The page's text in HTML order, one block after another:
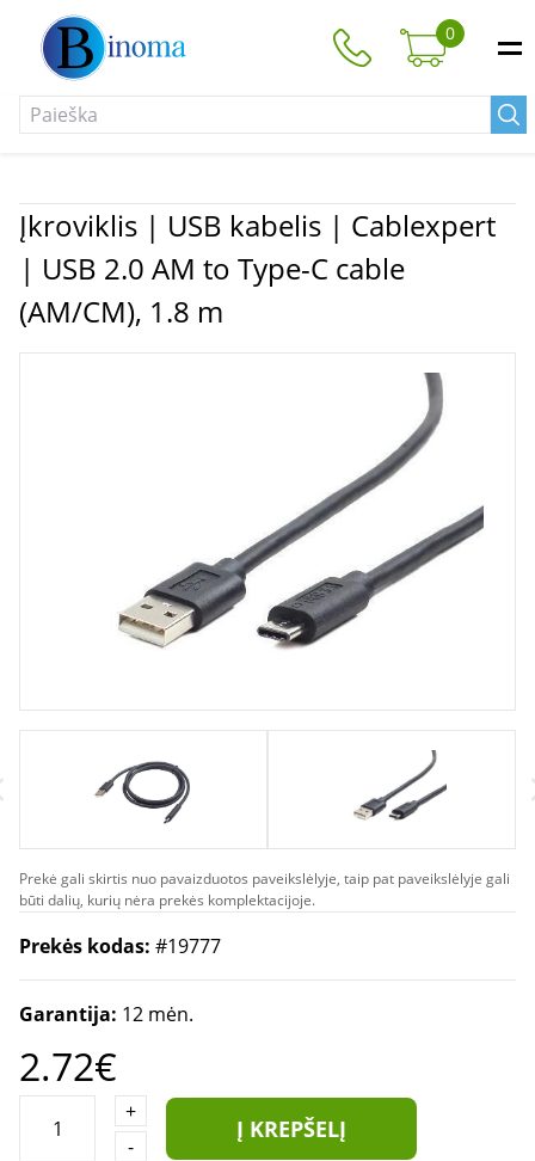
0
Įkroviklis | USB kabelis | Cablexpert
| USB 2.0 AM to Type-C cable
(AM/CM), 1.8 m
Prekė gali skirtis nuo pavaizduotos paveikslėlyje, taip pat paveikslėlyje gali
būti dalių, kurių nėra prekės komplektacijoje.
Prekės kodas: #19777
Garantija: 12 mėn.
2.72€
+
-
Į KREPŠELĮ